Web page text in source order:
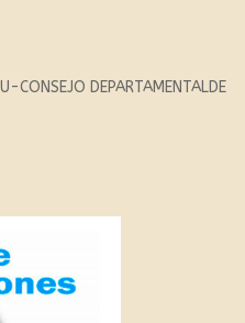
CONSEJO DEPARTAMENTALDE